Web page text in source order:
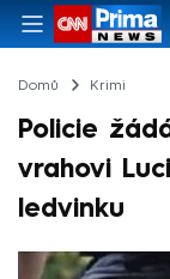
Domů Krimi
Policie
vrahovi
ledvinku